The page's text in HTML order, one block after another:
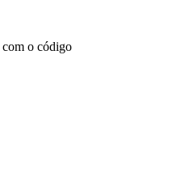
com o código